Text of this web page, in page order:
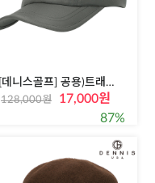
[데니스골프] 공용)트래블 필드 캡모자
128,000원
17,000원
87%